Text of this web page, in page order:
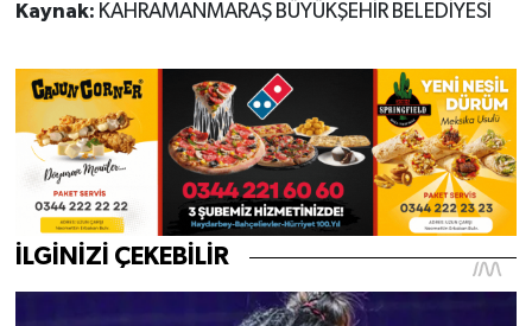
Kaynak: KAHRAMANMARAŞ BÜYÜKŞEHİR BELEDİYESİ